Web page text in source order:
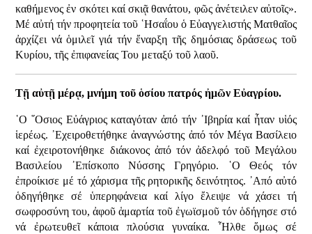
καθήμενος ἐν σκότει καί σκιᾷ θανάτου, φῶς ἀνέτειλεν αὐτοῖς».
Μέ αὐτή τήν προφητεία τοῦ ῾Ησαΐου ὁ Εὐαγγελιστής Ματθαῖος
ἀρχίζει νά ὁμιλεῖ γιά τήν ἔναρξη τῆς δημόσιας δράσεως τοῦ
Κυρίου, τῆς ἐπιφανείας Του μεταξύ τοῦ λαοῦ.
Τῇ αὐτῇ μέρᾳ, μνήμη τοῦ ὁσίου πατρός ἠμῶν Εὐαγρίου.
῾Ο ῞Οσιος Εὐάγριος καταγόταν ἀπό τήν ᾿Ιβηρία καί ἦταν υἱός
ἱερέως. ᾿Εχειροθετήθηκε ἀναγνώστης ἀπό τόν Μέγα Βασίλειο
καί ἐχειροτονήθηκε διάκονος ἀπό τόν ἀδελφό τοῦ Μεγάλου
Βασιλείου ᾿Επίσκοπο Νύσσης Γρηγόριο. ῾Ο Θεός τόν
ἐπροίκισε μέ τό χάρισμα τῆς ρητορικῆς δεινότητος. ᾿Από αὐτό
ὁδηγήθηκε σέ ὑπερηφάνεια καί λίγο ἔλειψε νά χάσει τή
σωφροσύνη του, ἀφοῦ ἁμαρτία τοῦ ἐγωϊσμοῦ τόν ὁδήγησε στό
νά ἐρωτευθεῖ κάποια πλούσια γυναίκα. ῏Ηλθε ὅμως σέ